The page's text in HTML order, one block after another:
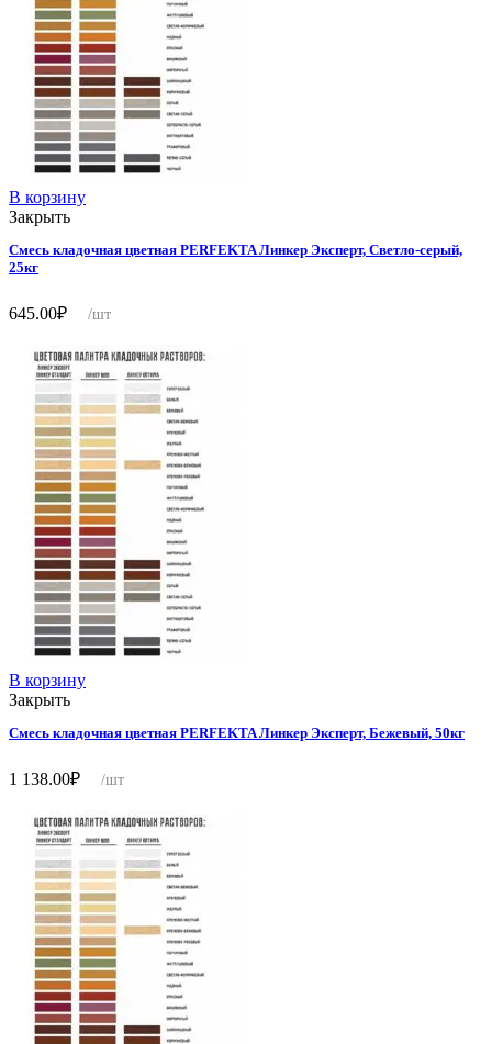
В корзину
Закрыть
Смесь кладочная цветная PERFEKTA Линкер Эксперт, Светло-серый,
25кг
645.00₽ /шт
В корзину
Закрыть
Смесь кладочная цветная PERFEKTA Линкер Эксперт, Бежевый, 50кг
1 138.00₽ /шт